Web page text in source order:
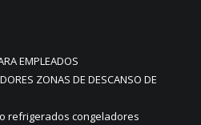
EMPLEADOS
ZONAS DE DESCANSO DE
refrigerados congeladores